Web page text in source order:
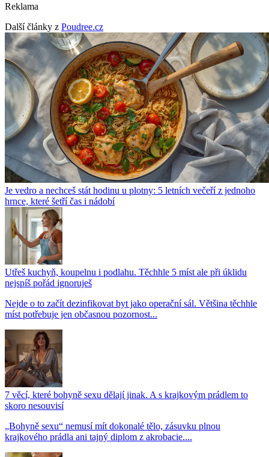
Reklama
Další články z Poudree.cz
Je vedro a nechceš stát hodinu u plotny: 5 letních večeří z jednoho
hrnce, které šetří čas i nádobí
Utřeš kuchyň, koupelnu i podlahu. Těchhle 5 míst ale při úklidu
nejspíš pořád ignoruješ
Nejde o to začít dezinfikovat byt jako operační sál. Většina těchhle
míst potřebuje jen občasnou pozornost...
7 věcí, které bohyně sexu dělají jinak. A s krajkovým prádlem to
skoro nesouvisí
„Bohyně sexu“ nemusí mít dokonalé tělo, zásuvku plnou
krajkového prádla ani tajný diplom z akrobacie....